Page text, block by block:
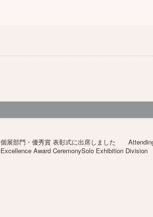
個展部門・優秀賞 表彰式に出席しました
Excellence Award CeremonySolo Exhibition Division